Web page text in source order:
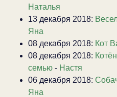
Наталья
13 декабря 2018:
Яна
08 декабря 2018: Кот
08 декабря 2018:
семью - Настя
06 декабря 2018:
Яна